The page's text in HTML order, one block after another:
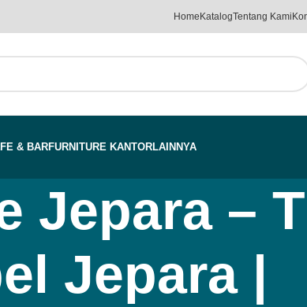
Home KatalogTentang Kami
& BARFURNITURE KANTORLAINNYA
Jepara –
Jepara |